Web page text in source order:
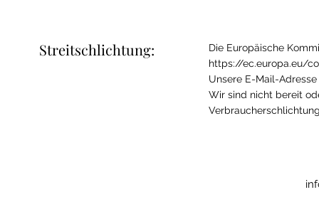
Streitschlichtung:
Die Europäische
https://ec.europa.eu/
Unsere E-Mail-
Wir sind nicht bereit